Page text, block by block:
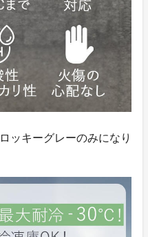
ッキーグレーのみになり